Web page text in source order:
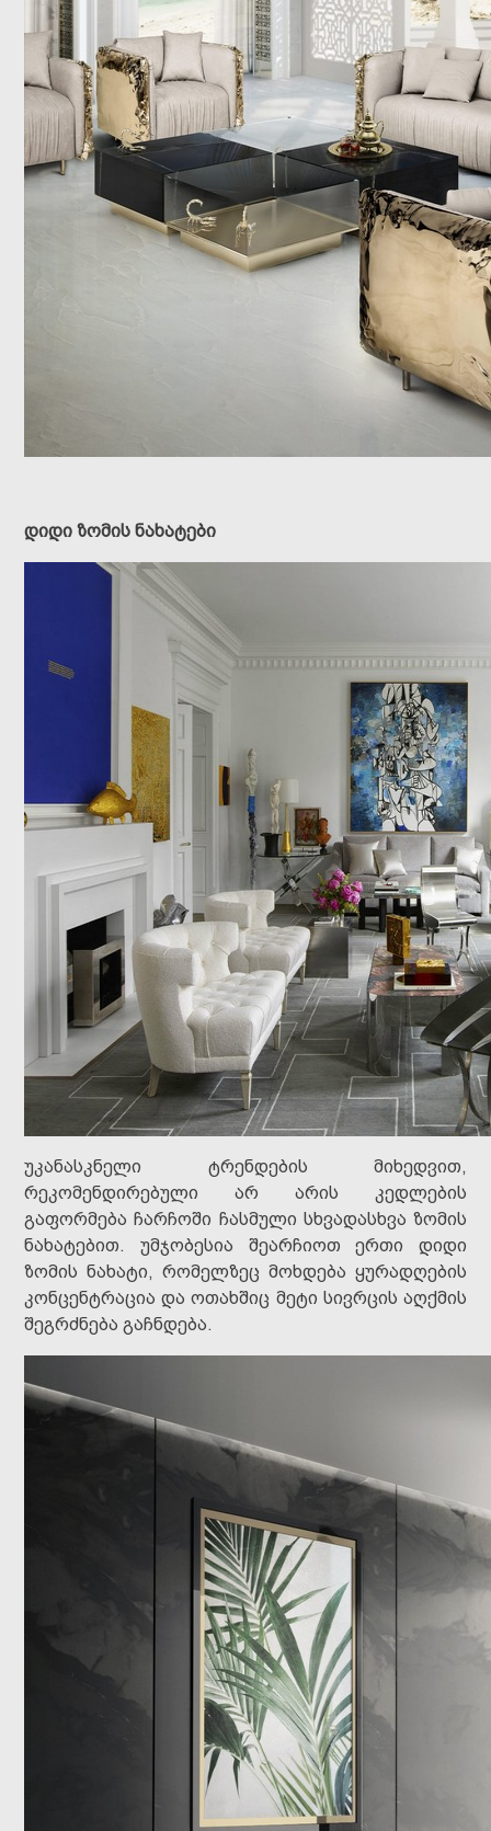
დიდი ზომის ნახატები
უკანასკნელი ტრენდების მიხედვით,
რეკომენდირებული არ არის კედლების
გაფორმება ჩარჩოში ჩასმული სხვადასხვა ზომის
ნახატებით. უმჯობესია შეარჩიოთ ერთი დიდი
ზომის ნახატი, რომელზეც მოხდება ყურადღების
კონცენტრაცია და ოთახშიც მეტი სივრცის აღქმის
შეგრძნება გაჩნდება.